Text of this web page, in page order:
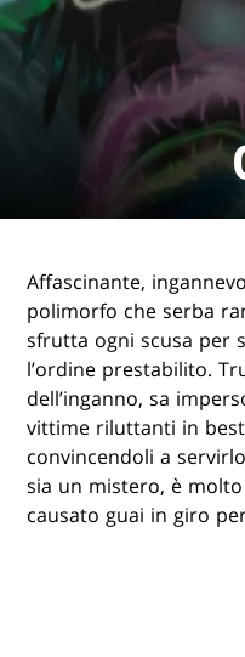
Affascinante,
polimorfo che serba
sfrutta ogni scusa per
l’ordine prestabilito.
dell’inganno, sa
vittime riluttanti in
convincendoli a
sia un mistero, è
causato guai in giro